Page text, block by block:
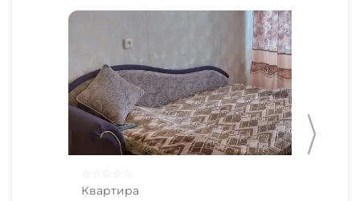
Квартира